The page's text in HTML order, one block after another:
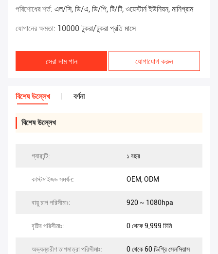
পরিশোধের শর্ত: এল/সি, ডি/এ, ডি/পি, টি/টি, ওয়েস্টার্ন ইউনিয়ন, মানিগ্রাম
যোগানের ক্ষমতা: 10000 টুকরা/টুকরা প্রতি মাসে
সেরা দাম পান যোগাযোগ করুন
বিশেষ উল্লেখ বর্ণনা
বিশেষ উল্লেখ
গ্যারান্টি: ১ বছর
কাস্টমাইজড সমর্থন: OEM, ODM
বায়ু চাপ পরিসীমাঃ: 920 ~ 1080hpa
বৃষ্টির পরিসীমাঃ: 0 থেকে 9,999 মিমি
অভ্যন্তরীণ তাপমাত্রা পরিসীমাঃ: 0 থেকে 60 ডিগ্রি সেলসিয়াস